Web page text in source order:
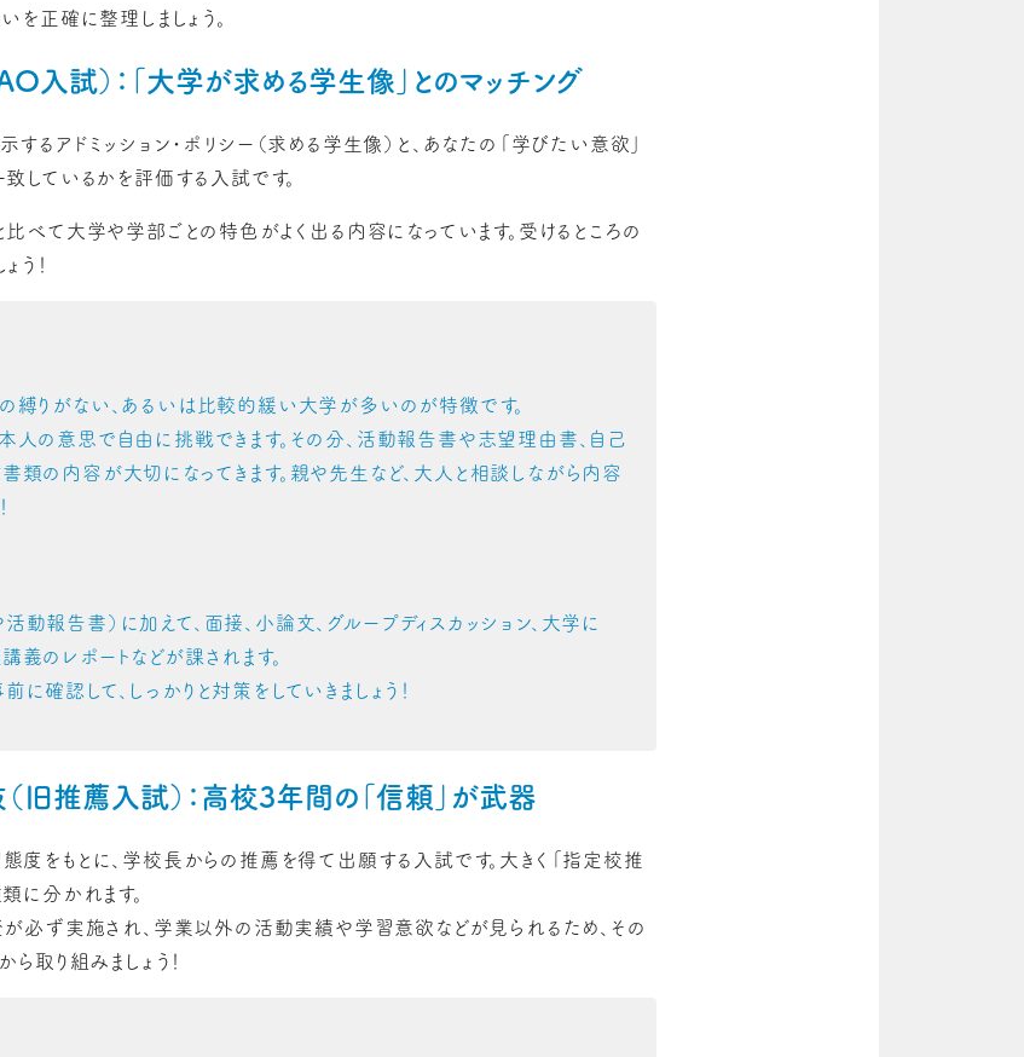
を正確に整理しましょう。
試）：「大学が求める学生像」とのマッチング
るアドミッション・ポリシー（求める学生像）と、あなたの「学びたい意欲」
しているかを評価する入試です。
べて大学や学部ごとの特色がよく出る内容になっています。受けるところの
う！
縛りがない、あるいは比較的緩い大学が多いのが特徴です。
人の意思で自由に挑戦できます。その分、活動報告書や志望理由書、自己
類の内容が大切になってきます。親や先生など、大人と相談しながら内容
報告書）に加えて、面接、小論文、グループディスカッション、大学に
義のレポートなどが課されます。
確認して、しっかりと対策をしていきましょう！
推薦入試）：高校3年間の「信頼」が武器
度をもとに、学校長からの推薦を得て出願する入試です。大きく「指定校推
に分かれます。
が必ず実施され、学業以外の活動実績や学習意欲などが見られるため、その
取り組みましょう！